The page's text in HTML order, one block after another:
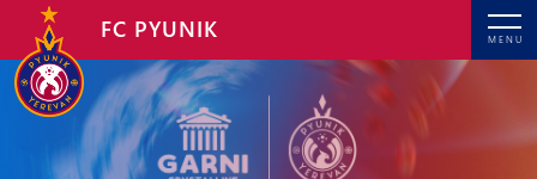
MENU
FC PYUNIK